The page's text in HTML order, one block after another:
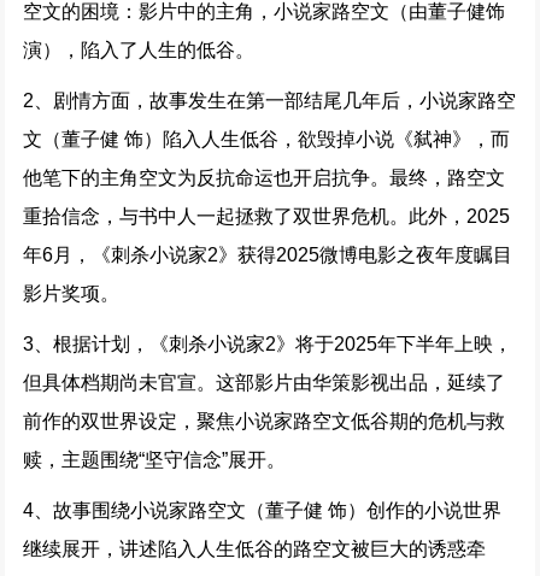
空文的困境：影片中的主角，小说家路空文（由董子健饰
演），陷入了人生的低谷。
2、剧情方面，故事发生在第一部结尾几年后，小说家路空
文（董子健 饰）陷入人生低谷，欲毁掉小说《弑神》，而
他笔下的主角空文为反抗命运也开启抗争。最终，路空文
重拾信念，与书中人一起拯救了双世界危机。此外，2025
年6月，《刺杀小说家2》获得2025微博电影之夜年度瞩目
影片奖项。
3、根据计划，《刺杀小说家2》将于2025年下半年上映，
但具体档期尚未官宣。这部影片由华策影视出品，延续了
前作的双世界设定，聚焦小说家路空文低谷期的危机与救
赎，主题围绕“坚守信念”展开。
4、故事围绕小说家路空文（董子健 饰）创作的小说世界
继续展开，讲述陷入人生低谷的路空文被巨大的诱惑牵